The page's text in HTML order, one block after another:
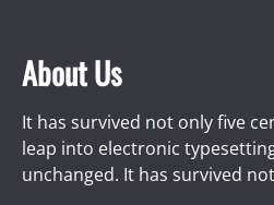
About Us
It has survived not only five
leap into electronic
unchanged. It has survived